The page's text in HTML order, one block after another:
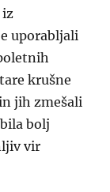
iz
uporabljali
krušne
jih zmešali
bolj
vir